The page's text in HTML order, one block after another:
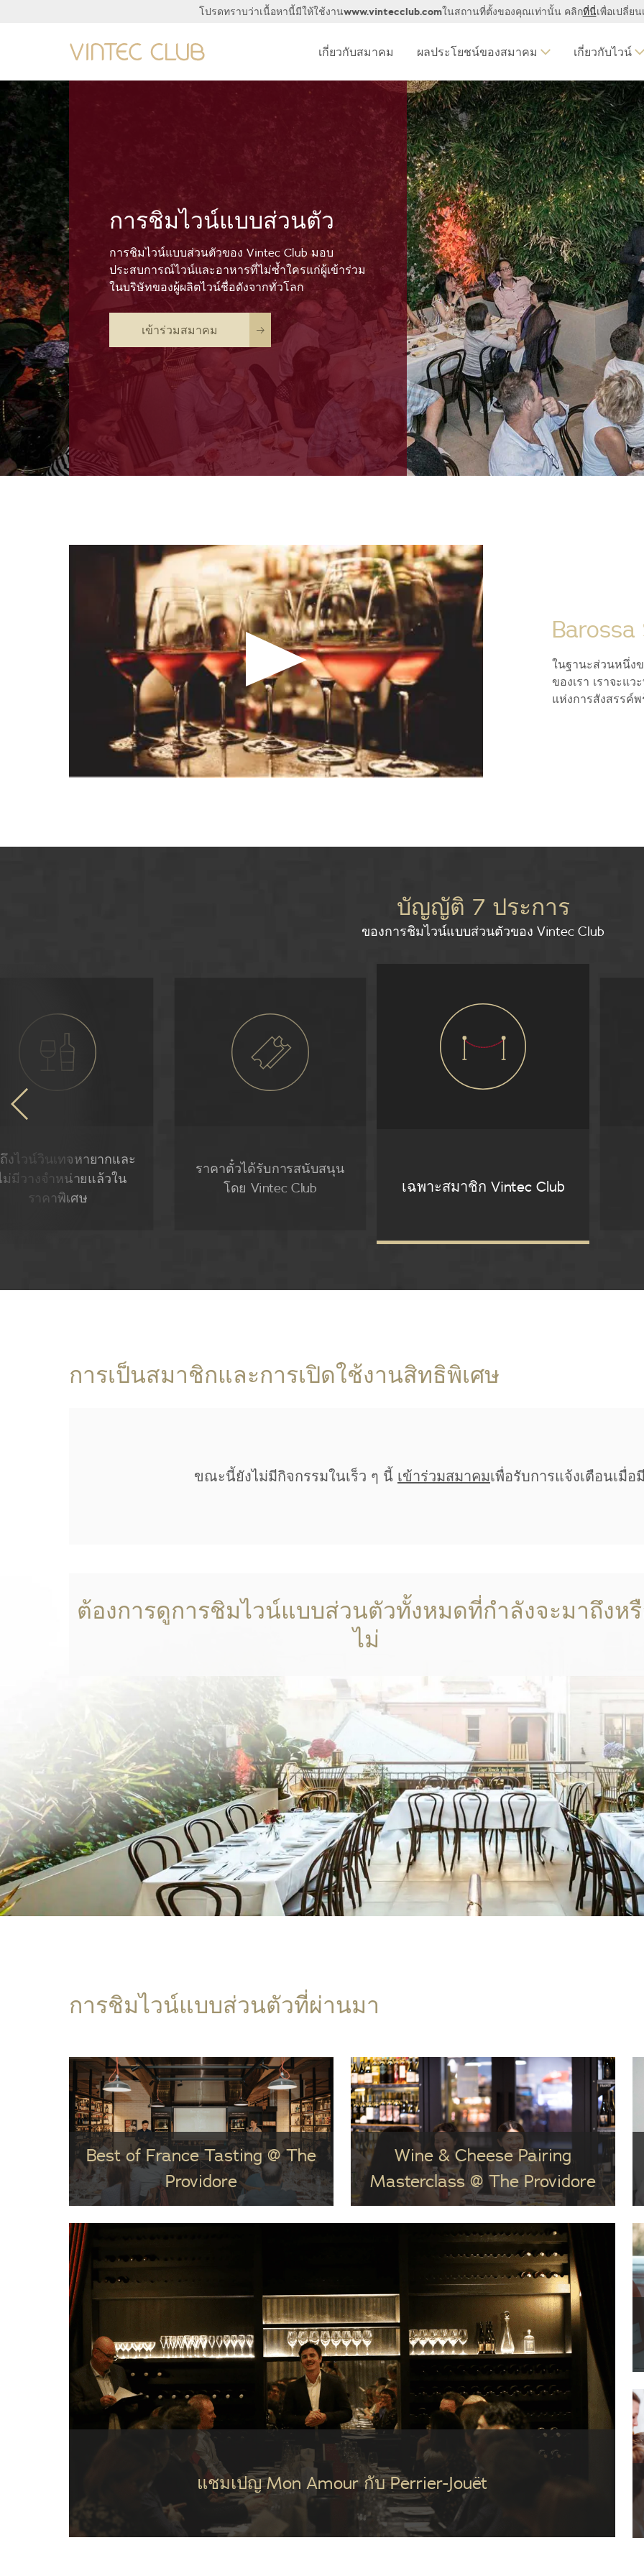
โปรดทราบว่าเนื้อหานี้มีให้ใช้งานwww.vintecclub.comในสถานที่ตั้งของคุณเท่านั้น คลิกที่นี่เพื่อเปลี่ย
เกี่ยวกับสมาคม ผลประโยชน์ของสมาคม เกี่ยวกับไวน์
การชิมไวน์แบบส่วนตัว
การชิมไวน์แบบส่วนตัวของ Vintec Club มอบ
ประสบการณ์ไวน์และอาหารที่ไม่ซ้ำใครแก่ผู้เข้าร่วม
ในบริษัทของผู้ผลิตไวน์ชื่อดังจากทั่วโลก
เข้าร่วมสมาคม
ในฐานะส่วนหนึ่ง
ของเรา เราจะแ
แห่งการสังสรรค์
บัญญัติ 7 ประการ
ของการชิมไวน์แบบส่วนตัวของ Vintec Club
งไวน์วินเทจหายากและ
ม่มีวางจำหน่ายแล้วใน
ราคาพิเศษ
ราคาตั๋วได้รับการสนับสนุน
โดย Vintec Club
เฉพาะสมาชิก Vintec Club
การเป็นสมาชิกและการเปิดใช้งานสิทธิพิเศษ
ขณะนี้ยังไม่มีกิจกรรมในเร็ว ๆ นี้ เข้าร่วมสมาคมเพื่อรับการแจ้งเตือนเมื่
ต้องการดูการชิมไวน์แบบส่วนตัวทั้งหมดที่กำลังจะมาถึงห
ไม่
การชิมไวน์แบบส่วนตัวที่ผ่านมา
Best of France Tasting @ The
Providore
Wine & Cheese Pairing
Masterclass @ The Providore
แชมเปญ Mon Amour กับ Perrier-Jouët